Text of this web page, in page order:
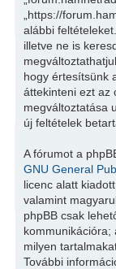
„https://
alábbi
illetve ne is
hogy értesítsünk
áttekinteni ezt az
megváltoztatása
új feltételek
A fórumot a
GNU General
licenc alatt
valamint
phpBB csak
kommunikációra;
milyen
További